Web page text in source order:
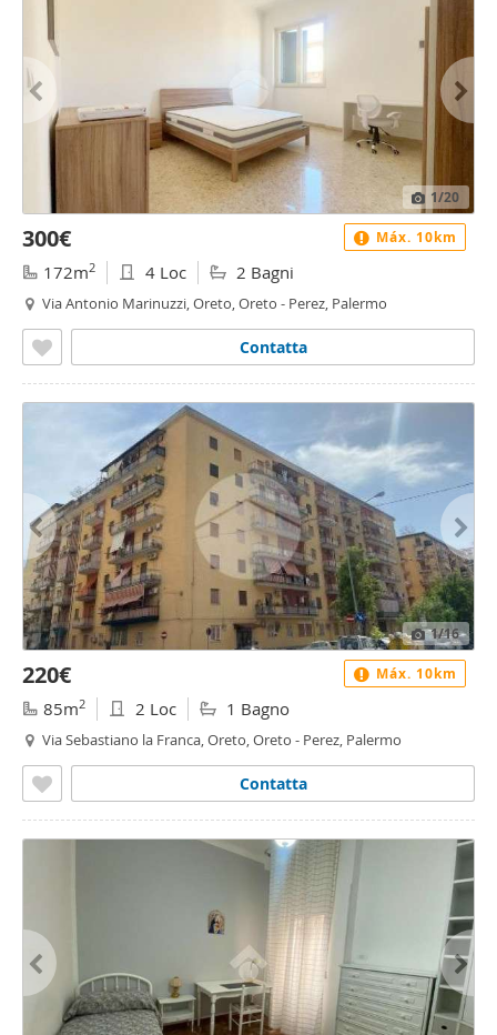
1/20
300€
172m2 4 Loc 2 Bagni
Via Antonio Marinuzzi, Oreto, Oreto - Perez, Palermo
Contatta
Máx. 10km
1/16
220€
85m2 2 Loc 1 Bagno
Via Sebastiano la Franca, Oreto, Oreto - Perez, Palermo
Contatta
Máx. 10km